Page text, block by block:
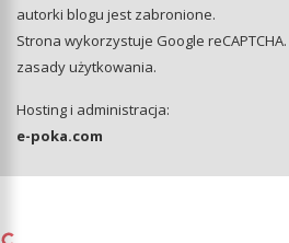
autorki blogu jest zabronione.
Strona wykorzystuje Google reCAPTCHA.
zasady użytkowania.
Hosting i administracja:
e-poka.com